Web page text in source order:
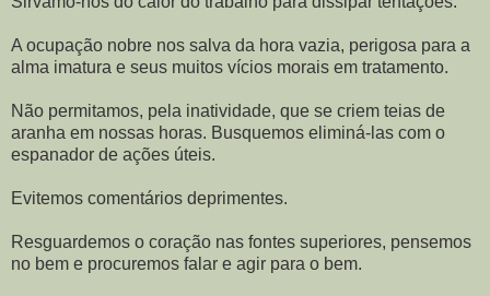
A ocupação nobre nos salva da hora vazia, perigosa para a
alma imatura e seus muitos vícios morais em tratamento.
Não permitamos, pela inatividade, que se criem teias de
aranha em nossas horas. Busquemos eliminá-las com o
espanador de ações úteis.
Evitemos comentários deprimentes.
Resguardemos o coração nas fontes superiores, pensemos
no bem e procuremos falar e agir para o bem.